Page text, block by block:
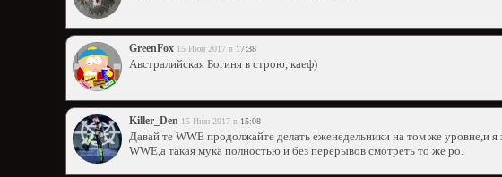
GreenFox 15 Июн 2017 в 17:38
Австралийская Богиня в строю, каеф)
Killer_Den 15 Июн 2017 в 15:08
Давай те WWE продолжайте делать еженедельники на том же уровне,и
WWE,а такая мука полностью и без перерывов смотреть то же ро.